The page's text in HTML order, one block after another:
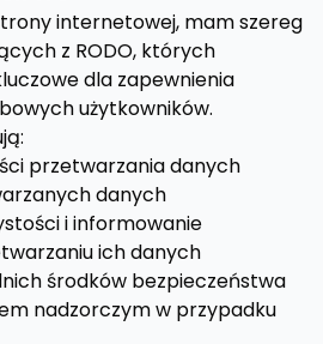
internetowej, mam szereg
z RODO, których
dla zapewnienia
użytkowników.
przetwarzania danych
danych
i informowanie
ich danych
środków bezpieczeństwa
nadzorczym w przypadku